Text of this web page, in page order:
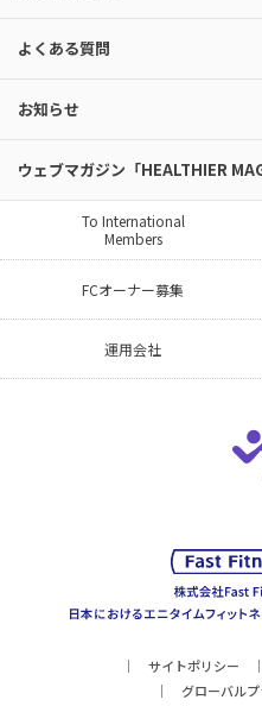
よくある質問
お知らせ
ウェブマガジン「HEALTHIER
To International
Members
FCオーナー募集
運用会社
サイトポリシー
グローバル